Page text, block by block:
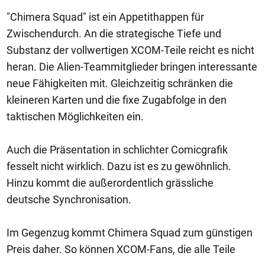
"Chimera Squad" ist ein Appetithappen für
Zwischendurch. An die strategische Tiefe und
Substanz der vollwertigen XCOM-Teile reicht es nicht
heran. Die Alien-Teammitglieder bringen interessante
neue Fähigkeiten mit. Gleichzeitig schränken die
kleineren Karten und die fixe Zugabfolge in den
taktischen Möglichkeiten ein.
Auch die Präsentation in schlichter Comicgrafik
fesselt nicht wirklich. Dazu ist es zu gewöhnlich.
Hinzu kommt die außerordentlich grässliche
deutsche Synchronisation.
Im Gegenzug kommt Chimera Squad zum günstigen
Preis daher. So können XCOM-Fans, die alle Teile